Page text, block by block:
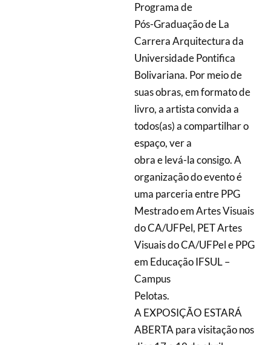
Programa de
Pós-Graduação de La
Carrera Arquitectura da
Universidade Pontifica
Bolivariana. Por meio de
suas obras, em formato de
livro, a artista convida a
todos(as) a compartilhar o
espaço, ver a
obra e levá-la consigo. A
organização do evento é
uma parceria entre PPG
Mestrado em Artes Visuais
do CA/UFPel, PET Artes
Visuais do CA/UFPel e PPG
em Educação IFSUL –
Campus
Pelotas.
A EXPOSIÇÃO ESTARÁ
ABERTA para visitação nos